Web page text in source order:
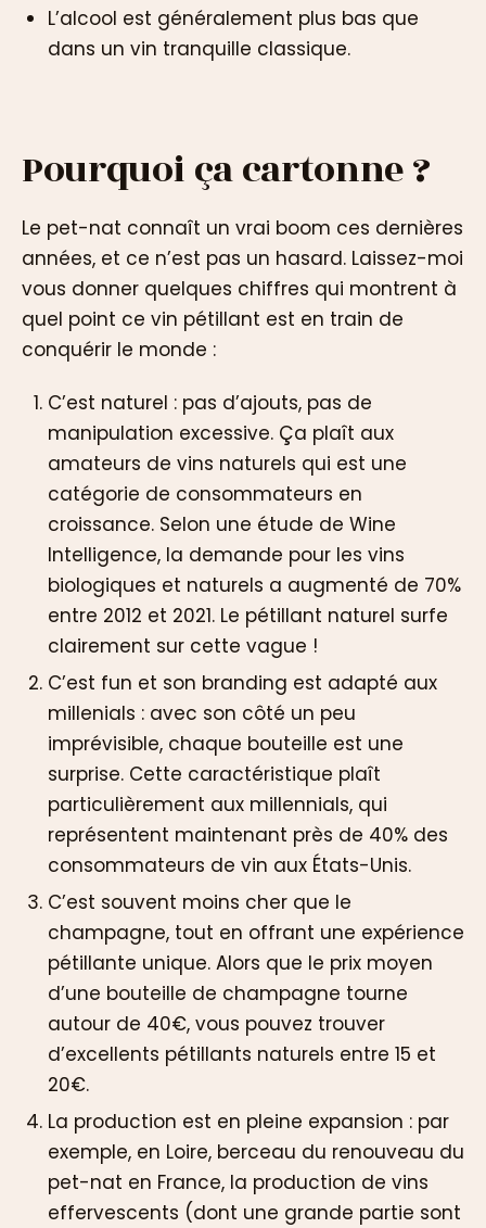
L’alcool est généralement plus bas que
dans un vin tranquille classique.
Pourquoi ça cartonne ?
Le pet-nat connaît un vrai boom ces dernières
années, et ce n’est pas un hasard. Laissez-moi
vous donner quelques chiffres qui montrent à
quel point ce vin pétillant est en train de
conquérir le monde :
C’est naturel : pas d’ajouts, pas de
manipulation excessive. Ça plaît aux
amateurs de vins naturels qui est une
catégorie de consommateurs en
croissance. Selon une étude de Wine
Intelligence, la demande pour les vins
biologiques et naturels a augmenté de 70%
entre 2012 et 2021. Le pétillant naturel surfe
clairement sur cette vague !
C’est fun et son branding est adapté aux
millenials : avec son côté un peu
imprévisible, chaque bouteille est une
surprise. Cette caractéristique plaît
particulièrement aux millennials, qui
représentent maintenant près de 40% des
consommateurs de vin aux États-Unis.
C’est souvent moins cher que le
champagne, tout en offrant une expérience
pétillante unique. Alors que le prix moyen
d’une bouteille de champagne tourne
autour de 40€, vous pouvez trouver
d’excellents pétillants naturels entre 15 et
20€.
La production est en pleine expansion : par
exemple, en Loire, berceau du renouveau du
pet-nat en France, la production de vins
effervescents (dont une grande partie sont